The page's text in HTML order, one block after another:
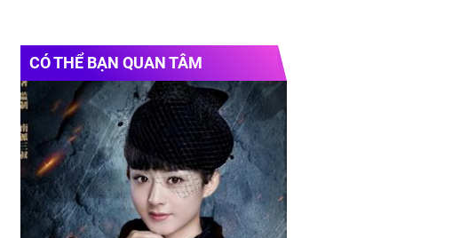
CÓ THỂ BẠN QUAN TÂM